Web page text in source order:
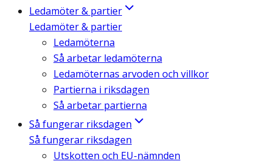
Ledamöter & partier
Ledamöter & partier
Ledamöterna
Så arbetar ledamöterna
Ledamöternas arvoden och villkor
Partierna i riksdagen
Så arbetar partierna
Så fungerar riksdagen
Så fungerar riksdagen
Utskotten och EU-nämnden